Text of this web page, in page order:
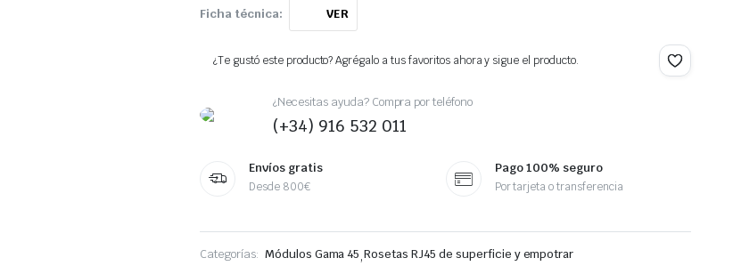
Ficha técnica: VER
¿Te gustó este producto? Agrégalo a tus favoritos ahora y sigue el producto.
¿Necesitas ayuda? Compra por teléfono
(+34) 916 532 011
Envíos gratis
Desde 800€
Pago 100% seguro
Por tarjeta o transferencia
Categorías: Módulos Gama 45,Rosetas RJ45 de superficie y empotrar